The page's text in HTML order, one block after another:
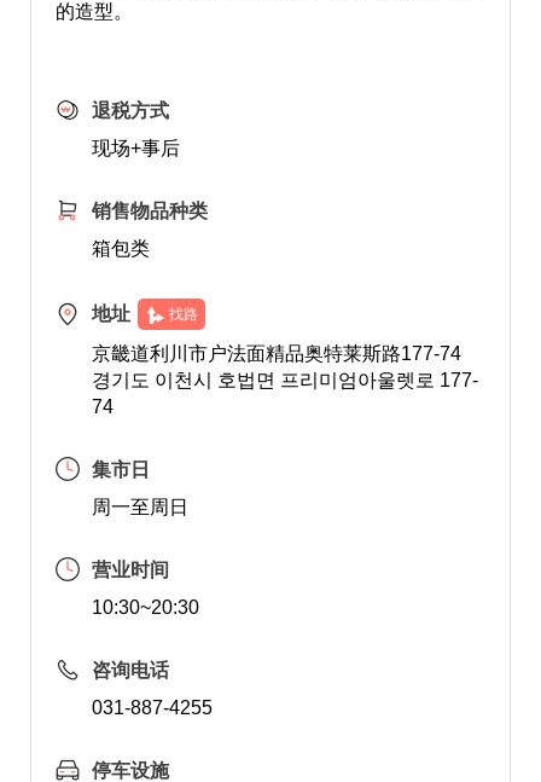
的造型。
退税方式
现场+事后
销售物品种类
箱包类
地址 找路
京畿道利川市户法面精品奥特莱斯路177-74
경기도 이천시 호법면 프리미엄아울렛로 177-
74
集市日
周一至周日
营业时间
10:30~20:30
咨询电话
031-887-4255
停车设施